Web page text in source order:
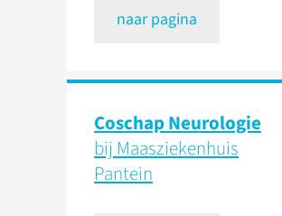
naar pagina
Coschap Neurologie
bij Maasziekenhuis
Pantein